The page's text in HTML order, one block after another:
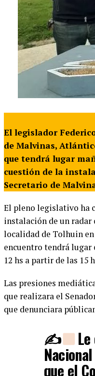
El legislador
de Malvinas,
que tendrá lugar
cuestión de la
Secretario de
El pleno legislativo ha
instalación de un radar
localidad de Tolhuin
encuentro tendrá lugar
12 hs a partir de las 15
Las presiones
que realizara el
que denunciara
✍
que el